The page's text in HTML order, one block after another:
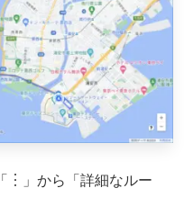
︙」から「詳細なルー